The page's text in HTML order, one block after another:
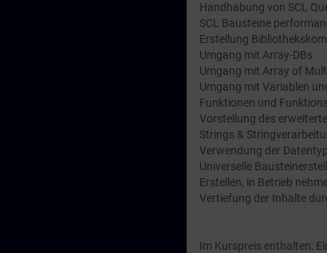
Handhabung von SCL
SCL Bausteine
Erstellung
Umgang mit Array-DBs
Umgang mit Array of
Umgang mit Variablen
Funktionen und
Vorstellung des
Strings &
Verwendung der
Universelle
Erstellen, in Betrieb
Vertiefung der Inhalte
Im Kurspreis enthalten: